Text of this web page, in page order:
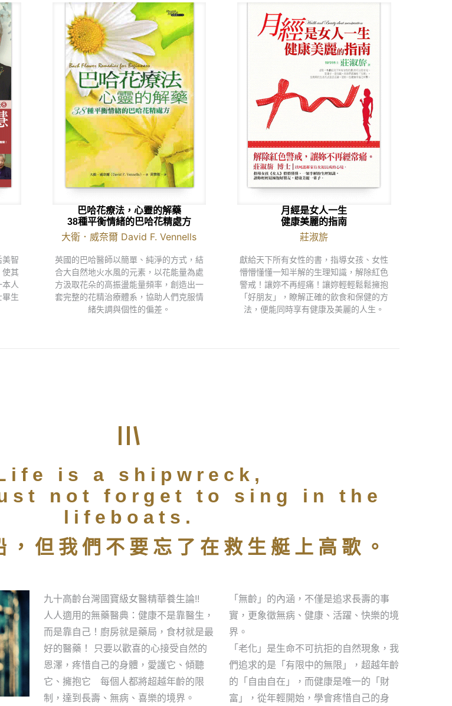
美智
使其
人
畢生
巴哈花療法，心靈的解藥
38種平衡情緒的巴哈花精處方
大衛．威奈爾 David F. Vennells
英國的巴哈醫師以簡單、純淨的方式，結
合大自然地火水風的元素，以花能量為處
方汲取花朵的高振盪能量頻率，創造出一
套完整的花精治療體系，協助人們克服情
緒失調與個性的偏差。
月經是女人一生
健康美麗的指南
莊淑旂
獻給天下所有女性的書，指導女孩、女性
懵懵懂懂一知半解的生理知識，解除紅色
警戒！讓妳不再經痛！讓妳輕輕鬆鬆擁抱
「好朋友」，瞭解正確的飲食和保健的方
法，便能同時享有健康及美麗的人生。
is a shipwreck,
not forget to sing in the
lifeboats.
，但我們不要忘了在救生艇上高歌。
九十高齡台灣國寶級女醫精華養生論!!
人人適用的無藥醫典：健康不是靠醫生，
而是靠自己！廚房就是藥局，食材就是最
好的醫藥！ 只要以歡喜的心接受自然的
恩澤，疼惜自己的身體，愛護它、傾聽
它、擁抱它 每個人都將超越年齡的限
制，達到長壽、無病、喜樂的境界。
「無齡」的內涵，不僅是追求長壽的事
實，更象徵無病、健康、活躍、快樂的境
界。
「老化」是生命不可抗拒的自然現象，我
們追求的是「有限中的無限」，超越年齡
的「自由自在」，而健康是唯一的「財
富」，從年輕開始，學會疼惜自己的身